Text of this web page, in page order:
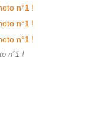
n°1 !